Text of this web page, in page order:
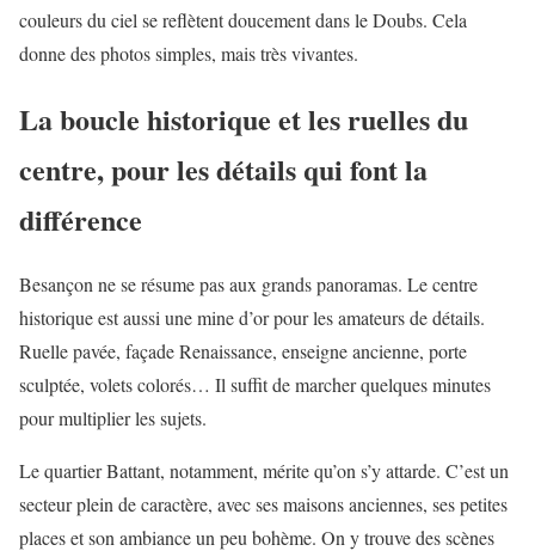
couleurs du ciel se reflètent doucement dans le Doubs. Cela
donne des photos simples, mais très vivantes.
La boucle historique et les ruelles du
centre, pour les détails qui font la
différence
Besançon ne se résume pas aux grands panoramas. Le centre
historique est aussi une mine d’or pour les amateurs de détails.
Ruelle pavée, façade Renaissance, enseigne ancienne, porte
sculptée, volets colorés… Il suffit de marcher quelques minutes
pour multiplier les sujets.
Le quartier Battant, notamment, mérite qu’on s’y attarde. C’est un
secteur plein de caractère, avec ses maisons anciennes, ses petites
places et son ambiance un peu bohème. On y trouve des scènes